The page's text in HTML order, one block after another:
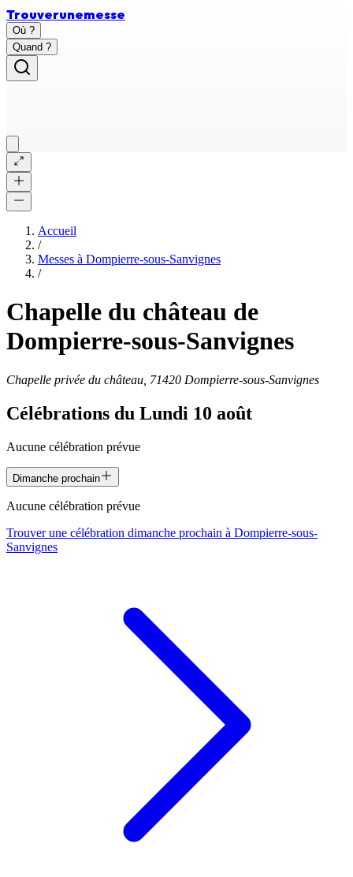
Trouverunemesse
Où ?
Quand ?
Accueil
/
Messes à Dompierre-sous-Sanvignes
/
Chapelle du château de
Dompierre-sous-Sanvignes
Chapelle privée du château, 71420 Dompierre-sous-Sanvignes
Célébrations du Lundi 10 août
Aucune célébration prévue
Dimanche prochain
Aucune célébration prévue
Trouver une célébration dimanche prochain à Dompierre-sous-
Sanvignes